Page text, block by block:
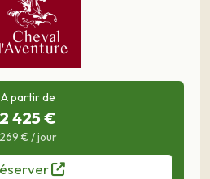
A partir de
2 425 €
269 € / jour